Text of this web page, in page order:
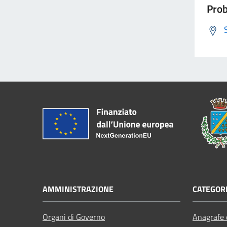
AMMINISTRAZIONE
Organi di Governo